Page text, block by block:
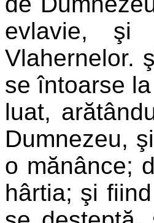
evlavie, şi
Vlahernelor.
se întoarse
luat,
Dumnezeu,
o mănânce;
hârtia; şi